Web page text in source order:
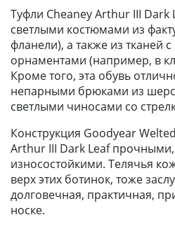
Туфли Cheaney Arthur III Dark
светлыми костюмами из
фланели), а также из тканей
орнаментами (например, в
Кроме того, эта обувь
непарными брюками из
светлыми чиносами со
Конструкция Goodyear
Arthur III Dark Leaf
износостойкими. Телячья
верх этих ботинок, тоже
долговечная, практичная,
носке.